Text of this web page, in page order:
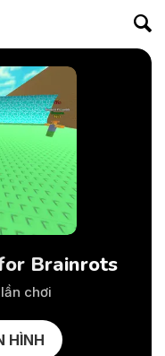
Brainrots
chơi
HÌNH